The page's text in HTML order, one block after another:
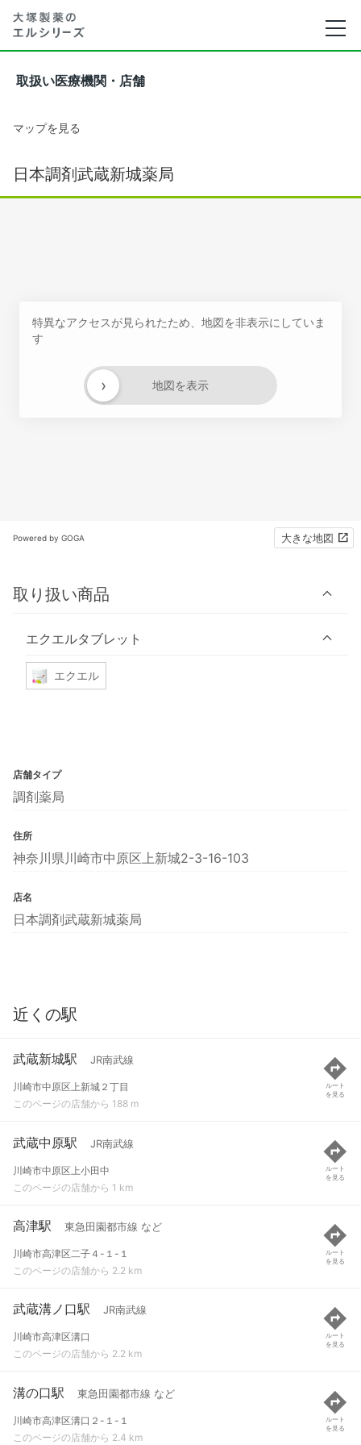
取扱い医療機関・店舗
マップを見る
日本調剤武蔵新城薬局
特異なアクセスが見られたため、地図を非表示にしていま
す
地図を表示
›
Powered by GOGA 大きな地図
取り扱い商品
エクエルタブレット
エクエル
店舗タイプ
調剤薬局
住所
神奈川県川崎市中原区上新城2-3-16-103
店名
日本調剤武蔵新城薬局
近くの駅
武蔵新城駅 JR南武線
川崎市中原区上新城２丁目
このページの店舗から 188 m
ルート
を見る
武蔵中原駅 JR南武線
川崎市中原区上小田中
このページの店舗から 1 km
ルート
を見る
高津駅 東急田園都市線 など
川崎市高津区二子４-１-１
このページの店舗から 2.2 km
ルート
を見る
武蔵溝ノ口駅 JR南武線
川崎市高津区溝口
このページの店舗から 2.2 km
ルート
を見る
溝の口駅 東急田園都市線 など
川崎市高津区溝口２-１-１
このページの店舗から 2.4 km
ルート
を見る